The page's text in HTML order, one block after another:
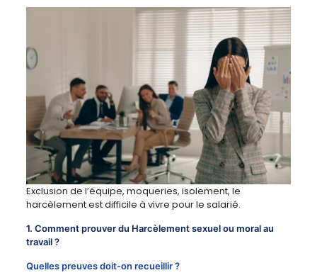
Exclusion de l’équipe, moqueries, isolement, le
harcèlement est difficile à vivre pour le salarié.
1. Comment prouver du Harcèlement sexuel ou moral au
travail ?
Quelles preuves doit-on recueillir ?